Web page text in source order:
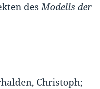
desModells der
Christoph;